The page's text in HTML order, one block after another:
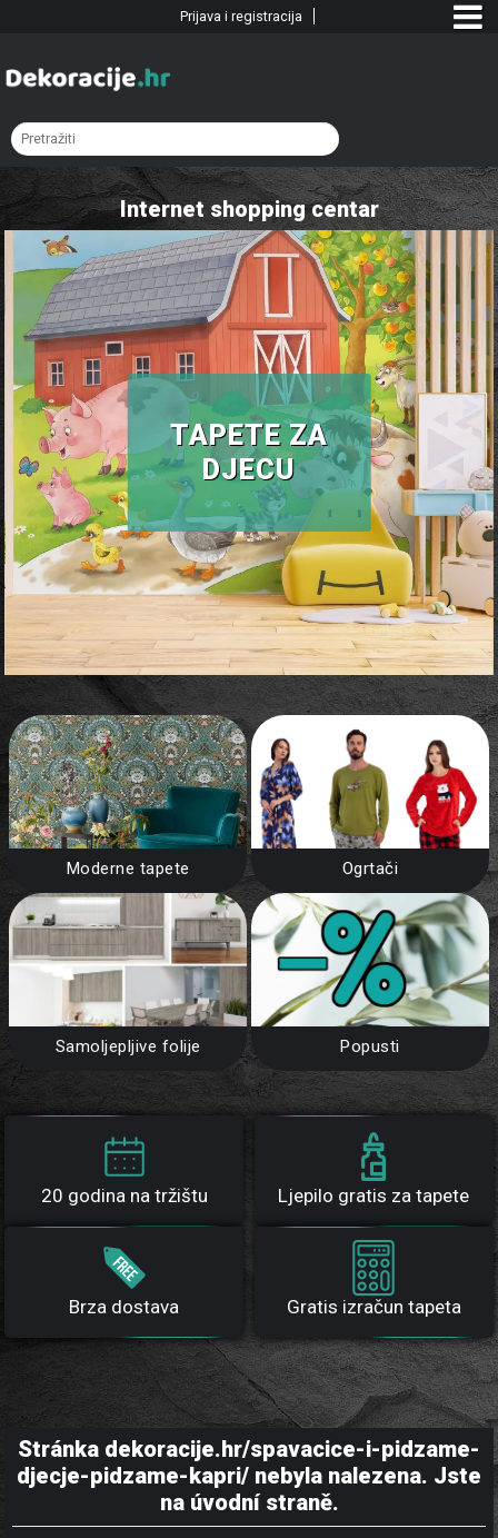
Internet shopping centar
TAPETE ZA
DJECU
Moderne tapete Ogrtači
Samoljepljive folije Popusti
20 godina na tržištu Ljepilo gratis za tapete
Brza dostava Gratis izračun tapeta
Stránka dekoracije.hr/spavacice-i-pidzame-
djecje-pidzame-kapri/ nebyla nalezena. Jste
na úvodní straně.
Prijava i registracija